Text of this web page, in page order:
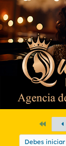
Debes